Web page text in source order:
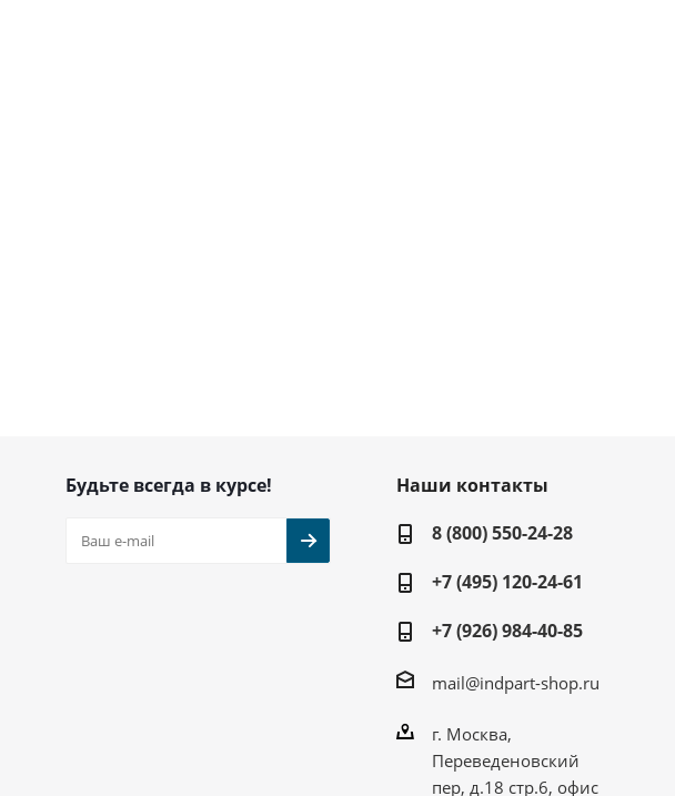
Будьте всегда в курсе!
Наши контакты
8 (800) 550-24-28
+7 (495) 120-24-61
+7 (926) 984-40-85
mail@indpart-shop.ru
г. Москва,
Переведеновский
пер, д.18 стр.6, офис